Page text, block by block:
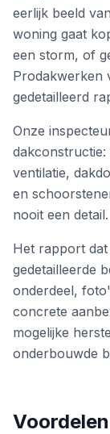
eerlijk beeld
woning gaat
een storm, of
Prodakwerken
gedetailleerd
Onze
dakconstructie:
ventilatie,
en
nooit een detail.
Het rapport
gedetailleerde
onderdeel,
concrete
mogelijke
onderbouwde